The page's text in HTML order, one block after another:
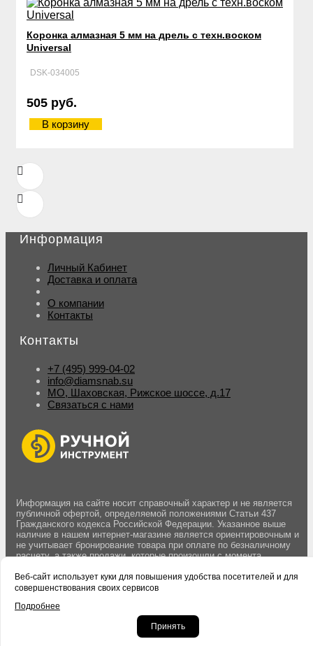
Коронка алмазная 5 мм на дрель с техн.воском
Universal
DSK-034005
505 руб.
В корзину
Информация
Личный Кабинет
Доставка и оплата
О компании
Контакты
Контакты
+7 (495) 999-04-02
info@diamsnab.su
МО, Шаховская, Рижское шоссе, д.17
Связаться с нами
Информация на сайте носит справочный характер и не является
публичной офертой, определяемой положениями Статьи 437
Гражданского кодекса Российской Федерации. Указанное выше
наличие в нашем интернет-магазине является ориентировочным и
не учитывает бронирование товара при оплате по безналичному
расчету, а также продажи, которые произошли с момента
резерв товара оформив заказ на сайте. Бронирование товара
осуществляется после подтверждения заказа менеджером.
© 2004-2026 DS Ручной инструмент.
Веб-сайт использует куки для повышения удобства посетителей и для
совершенствования своих сервисов
Подробнее
Принять